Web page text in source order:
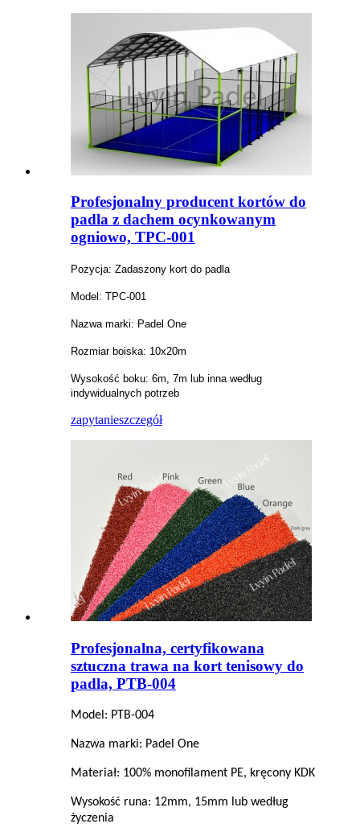
Profesjonalny producent kortów do
padla z dachem ocynkowanym
ogniowo, TPC-001
Pozycja: Zadaszony kort do padla
Model: TPC-001
Nazwa marki: Padel One
Rozmiar boiska: 10x20m
Wysokość boku: 6m, 7m lub inna według
indywidualnych potrzeb
zapytanieszczegół
Profesjonalna, certyfikowana
sztuczna trawa na kort tenisowy do
padla, PTB-004
Model: PTB-004
Nazwa marki: Padel One
Materiał: 100% monofilament PE, kręcony KDK
Wysokość runa: 12mm, 15mm lub według
życzenia